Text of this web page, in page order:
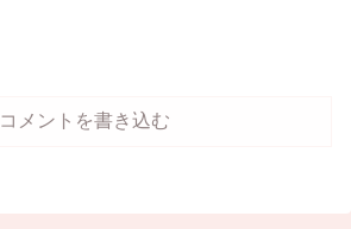
コメントを書き込む